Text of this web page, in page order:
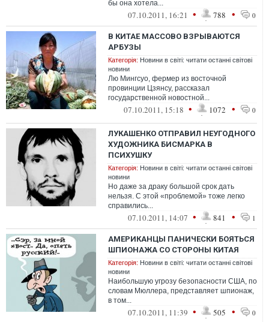
бы она хотела...
07.10.2011, 16:21 • 788 • 0
В КИТАЕ МАССОВО ВЗРЫВАЮТСЯ
АРБУЗЫ
Категорія: Новини в світі: читати останні світові
новини
Лю Мингсуо, фермер из восточной
провинции Цзянсу, рассказал
государственной новостной...
07.10.2011, 15:18 • 1072 • 0
ЛУКАШЕНКО ОТПРАВИЛ НЕУГОДНОГО
ХУДОЖНИКА БИСМАРКА В
ПСИХУШКУ
Категорія: Новини в світі: читати останні світові
новини
Но даже за драку большой срок дать
нельзя. С этой «проблемой» тоже легко
справились...
07.10.2011, 14:07 • 841 • 1
АМЕРИКАНЦЫ ПАНИЧЕСКИ БОЯТЬСЯ
ШПИОНАЖА СО СТОРОНЫ КИТАЯ
Категорія: Новини в світі: читати останні світові
новини
Наибольшую угрозу безопасности США, по
словам Мюллера, представляет шпионаж,
в том...
07.10.2011, 11:39 • 505 • 0